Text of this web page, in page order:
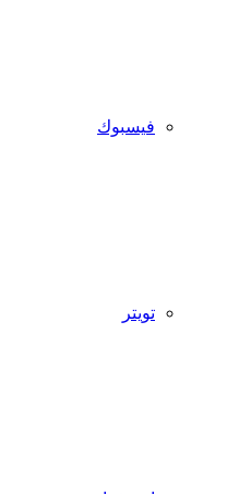
فيسبوك
تويتر